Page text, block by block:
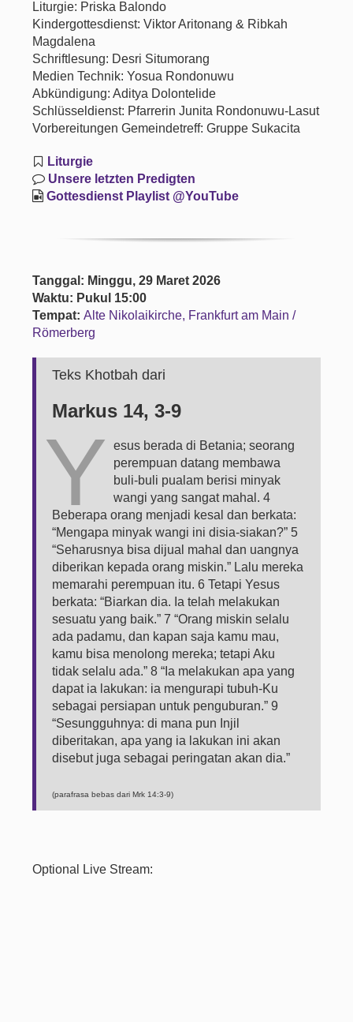
Liturgie: Priska Balondo
Kindergottesdienst: Viktor Aritonang & Ribkah
Magdalena
Schriftlesung: Desri Situmorang
Medien Technik: Yosua Rondonuwu
Abkündigung: Aditya Dolontelide
Schlüsseldienst: Pfarrerin Junita Rondonuwu-Lasut
Vorbereitungen Gemeindetreff: Gruppe Sukacita
Liturgie
Unsere letzten Predigten
Gottesdienst Playlist @YouTube
Tanggal: Minggu, 29 Maret 2026
Waktu: Pukul 15:00
Tempat:Alte Nikolaikirche, Frankfurt am Main /
Römerberg
Teks Khotbah dari
Markus 14, 3-9
Y
esus berada di Betania; seorang
perempuan datang membawa
buli-buli pualam berisi minyak
wangi yang sangat mahal. 4
Beberapa orang menjadi kesal dan berkata:
“Mengapa minyak wangi ini disia-siakan?” 5
“Seharusnya bisa dijual mahal dan uangnya
diberikan kepada orang miskin.” Lalu mereka
memarahi perempuan itu. 6 Tetapi Yesus
berkata: “Biarkan dia. Ia telah melakukan
sesuatu yang baik.” 7 “Orang miskin selalu
ada padamu, dan kapan saja kamu mau,
kamu bisa menolong mereka; tetapi Aku
tidak selalu ada.” 8 “Ia melakukan apa yang
dapat ia lakukan: ia mengurapi tubuh-Ku
sebagai persiapan untuk penguburan.” 9
“Sesungguhnya: di mana pun Injil
diberitakan, apa yang ia lakukan ini akan
disebut juga sebagai peringatan akan dia.”
(parafrasa bebas dari Mrk 14:3-9)
Optional Live Stream: